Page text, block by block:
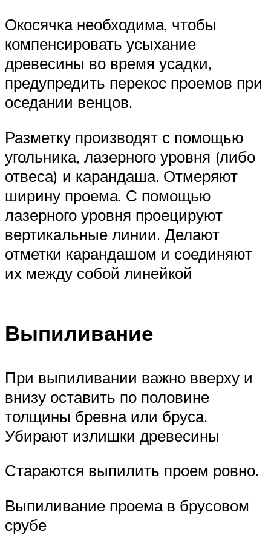
Окосячка необходима, чтобы
компенсировать усыхание
древесины во время усадки,
предупредить перекос проемов при
оседании венцов.
Разметку производят с помощью
угольника, лазерного уровня (либо
отвеса) и карандаша. Отмеряют
ширину проема. С помощью
лазерного уровня проецируют
вертикальные линии. Делают
отметки карандашом и соединяют
их между собой линейкой
Выпиливание
При выпиливании важно вверху и
внизу оставить по половине
толщины бревна или бруса.
Убирают излишки древесины
Стараются выпилить проем ровно.
Выпиливание проема в брусовом
срубе